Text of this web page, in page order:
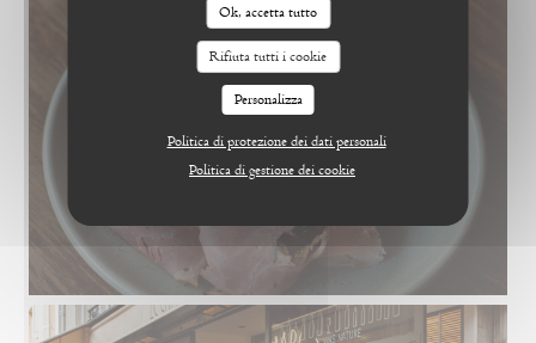
Ok, accetta tutto
Rifiuta tutti i cookie
Personalizza
Politica di protezione dei dati personali
Politica di gestione dei cookie